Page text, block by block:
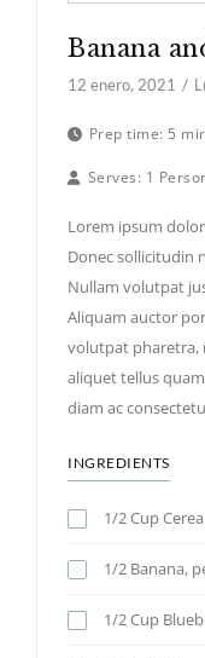
Banana
12 enero, 2021
Prep time: 5
Serves: 1
Lorem ipsum
Donec sollicitudin
Nullam volutpat
Aliquam auctor
volutpat pharetra,
aliquet tellus
diam ac
INGREDIENTS
1/2 Cup
1/2 Banana,
1/2 Cup